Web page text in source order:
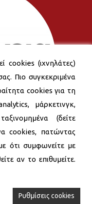
cookies (ιχνηλάτες)
Πιο συγκεκριμένα
cookies για τη
μάρκετινγκ,
(δείτε
cookies, πατώντας
ότι συμφωνείτε με
αν το επιθυμείτε.
Ρυθμίσεις cookies